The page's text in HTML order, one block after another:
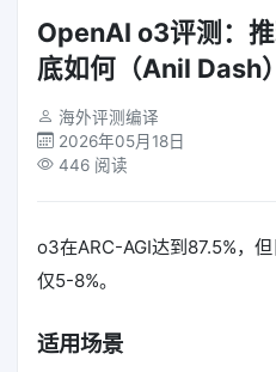
OpenAI o3评测：
底如何（Anil Dash）
海外评测编译
2026年05月18日
446 阅读
o3在ARC-AGI达到87.5%，
仅5-8%。
适用场景